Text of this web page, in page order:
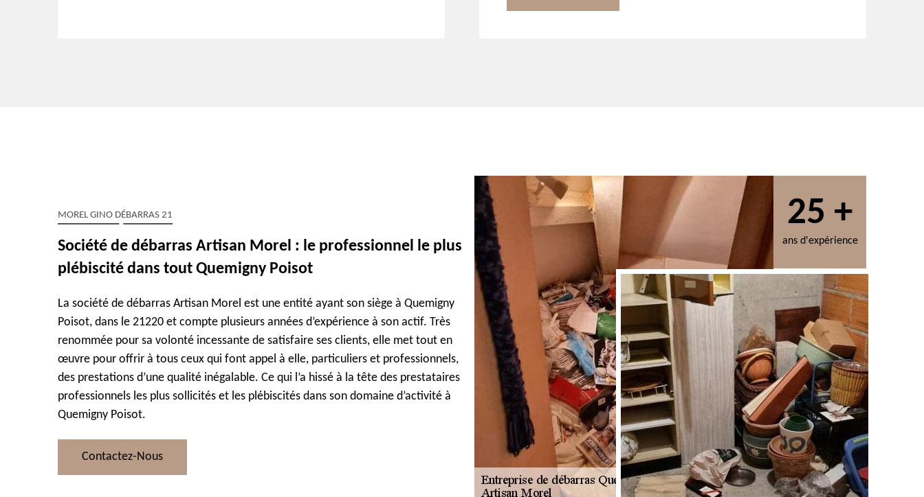
MOREL GINO DÉBARRAS 21
Société de débarras Artisan Morel : le professionnel le plus
plébiscité dans tout Quemigny Poisot
La société de débarras Artisan Morel est une entité ayant son siège à Quemigny
Poisot, dans le 21220 et compte plusieurs années d’expérience à son actif. Très
renommée pour sa volonté incessante de satisfaire ses clients, elle met tout en
œuvre pour offrir à tous ceux qui font appel à elle, particuliers et professionnels,
des prestations d’une qualité inégalable. Ce qui l’a hissé à la tête des prestataires
professionnels les plus sollicités et les plébiscités dans son domaine d’activité à
Quemigny Poisot.
Contactez-Nous
25 +
ans d'expérience